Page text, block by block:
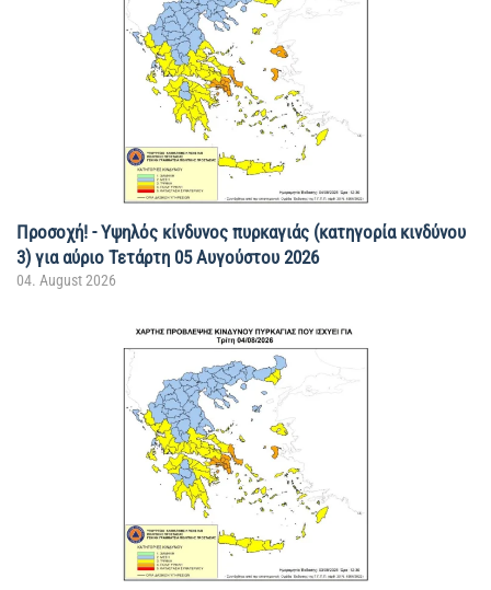
Προσοχή! - Υψηλός κίνδυνος πυρκαγιάς (κατηγορία κινδύνου
3) για αύριο Τετάρτη 05 Αυγούστου 2026
04. August 2026